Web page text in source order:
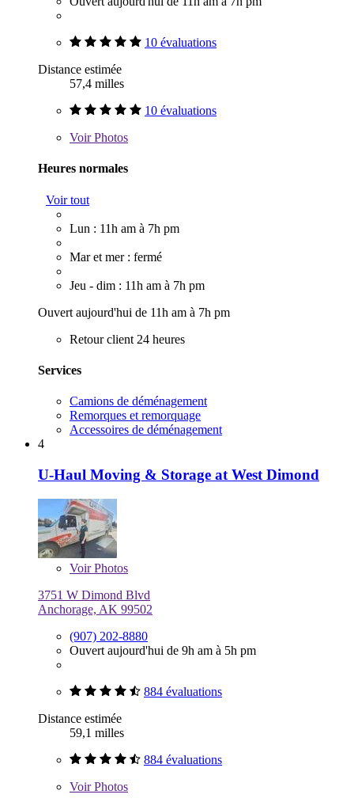
10 évaluations
Distance estimée
57,4 milles
10 évaluations
VoirPhotos
Heures normales
Voir tout
Lun : 11h am à 7h pm
Mar et mer : fermé
Jeu - dim : 11h am à 7h pm
Ouvert aujourd'hui de 11h am à 7h pm
Retour client 24 heures
Services
Camions de déménagement
Remorques et remorquage
Accessoires de déménagement
4
U-Haul Moving & Storage at West Dimond
VoirPhotos
3751 W Dimond Blvd
Anchorage, AK 99502
(907) 202-8880
Ouvert aujourd'hui de 9h am à 5h pm
884 évaluations
Distance estimée
59,1 milles
884 évaluations
VoirPhotos